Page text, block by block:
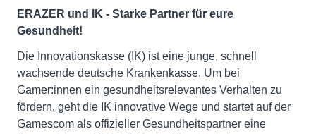
ERAZER und IK - Starke Partner für eure
Gesundheit!
Die Innovationskasse (IK) ist eine junge, schnell
wachsende deutsche Krankenkasse. Um bei
Gamer:innen ein gesundheitsrelevantes Verhalten zu
fördern, geht die IK innovative Wege und startet auf der
Gamescom als offizieller Gesundheitspartner eine